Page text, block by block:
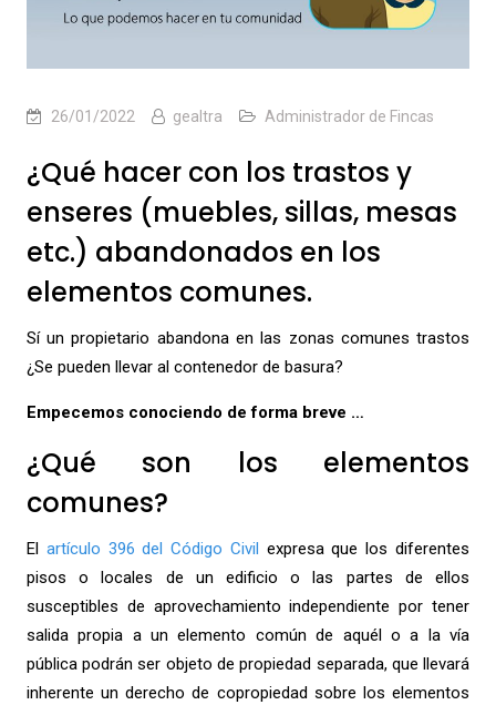
26/01/2022 gealtra Administrador de Fincas
¿Qué hacer con los trastos y
enseres (muebles, sillas, mesas
etc.) abandonados en los
elementos comunes.
Sí un propietario abandona en las zonas comunes trastos
¿Se pueden llevar al contenedor de basura?
Empecemos conociendo de forma breve …
¿Qué son los elementos
comunes?
El artículo 396 del Código Civil
expresa que los diferentes
pisos o locales de un edificio o las partes de ellos
susceptibles de aprovechamiento independiente por tener
salida propia a un elemento común de aquél o a la vía
pública podrán ser objeto de propiedad separada, que llevará
inherente un derecho de copropiedad sobre los elementos